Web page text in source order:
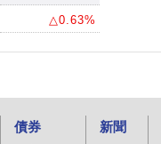
△0.63%
債券 新聞